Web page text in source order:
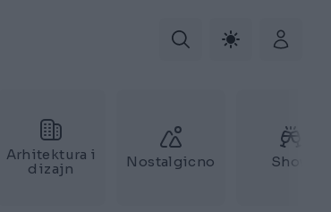
Arhitektura i
dizajn
Nostalgicno Show